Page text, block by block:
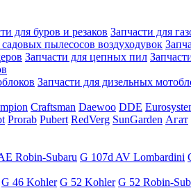
для буров и резаков Запчасти для
садовых пылесосов воздуходувок
Запчасти для цепных пил
Запчасти для дизельных
Craftsman Daewoo DDE
Prorab Pubert RedVerg SunGarden Агат
Robin-Subaru G 107d AV Lombardini
G 46 Kohler G 52 Kohler G 52 Robin-